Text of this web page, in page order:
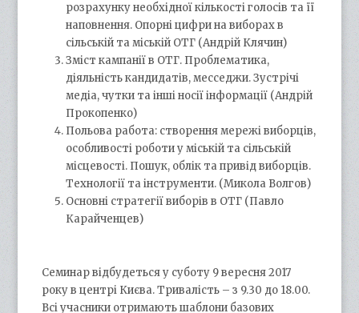
розрахунку необхідної кількості голосів та її
наповнення. Опорні цифри на виборах в
сільській та міській ОТГ (Андрій Клячин)
Зміст кампанії в ОТГ. Проблематика,
діяльність кандидатів, месседжи. Зустрічі
медіа, чутки та інші носії інформації (Андрій
Прокопенко)
Польова работа: створення мережі виборців,
особливості роботи у міській та сільській
місцевості. Пошук, облік та привід виборців.
Технології та інструменти. (Микола Волгов)
Основні стратегії виборів в ОТГ (Павло
Карайченцев)
Семинар відбудеться у суботу 9 вересня 2017
року в центрі Києва. Тривалість – з 9.30 до 18.00.
Всі учасники отримають шаблони базових